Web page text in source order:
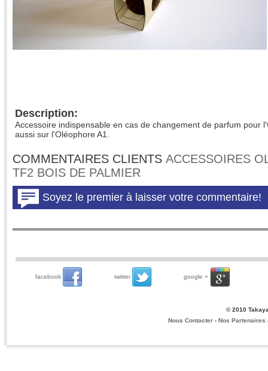
Description:
Accessoire indispensable en cas de changement de parfum pour
aussi sur l'Oléophore A1.
COMMENTAIRES CLIENTS ACCESSOIRES
TF2 BOIS DE PALMIER
facebook twitter google +
© 2010
Nous Contacter - Nos Partenaires